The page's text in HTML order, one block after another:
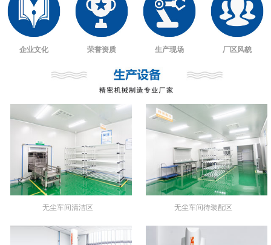
企业文化 荣誉资质 生产现场 厂区风貌
无尘车间清洁区 无尘车间待装配区